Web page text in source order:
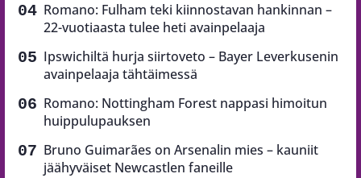
Romano: Fulham teki kiinnostavan hankinnan –
22-vuotiaasta tulee heti avainpelaaja
Ipswichiltä hurja siirtoveto – Bayer Leverkusenin
avainpelaaja tähtäimessä
Romano: Nottingham Forest nappasi himoitun
huippulupauksen
Bruno Guimarães on Arsenalin mies – kauniit
jäähyväiset Newcastlen faneille